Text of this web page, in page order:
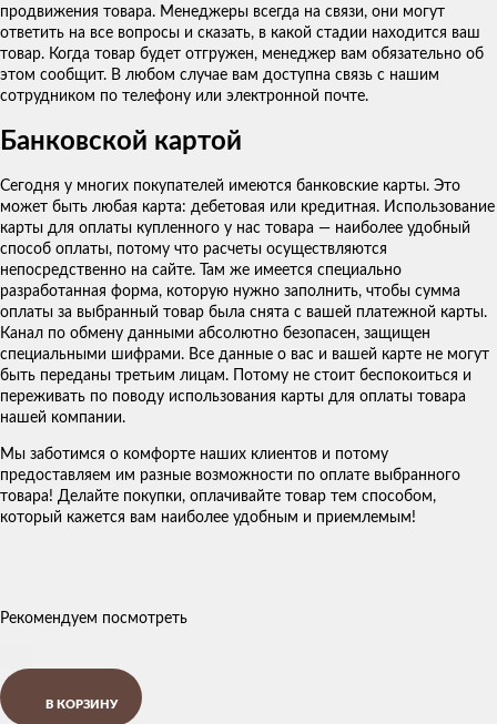
продвижения товара. Менеджеры всегда на связи, они могут
ответить на все вопросы и сказать, в какой стадии находится ваш
товар. Когда товар будет отгружен, менеджер вам обязательно об
этом сообщит. В любом случае вам доступна связь с нашим
сотрудником по телефону или электронной почте.
Банковской картой
Сегодня у многих покупателей имеются банковские карты. Это
может быть любая карта: дебетовая или кредитная. Использование
карты для оплаты купленного у нас товара — наиболее удобный
способ оплаты, потому что расчеты осуществляются
непосредственно на сайте. Там же имеется специально
разработанная форма, которую нужно заполнить, чтобы сумма
оплаты за выбранный товар была снята с вашей платежной карты.
Канал по обмену данными абсолютно безопасен, защищен
специальными шифрами. Все данные о вас и вашей карте не могут
быть переданы третьим лицам. Потому не стоит беспокоиться и
переживать по поводу использования карты для оплаты товара
нашей компании.
Мы заботимся о комфорте наших клиентов и потому
предоставляем им разные возможности по оплате выбранного
товара! Делайте покупки, оплачивайте товар тем способом,
который кажется вам наиболее удобным и приемлемым!
Рекомендуем посмотреть
В КОРЗИНУ